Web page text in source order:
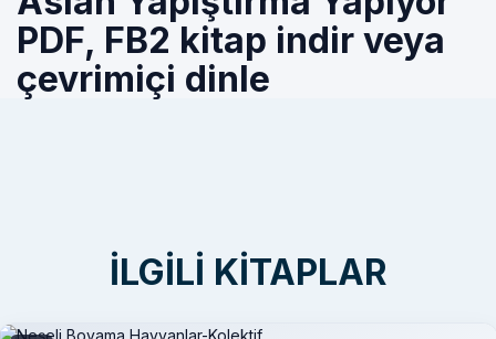
PDF, FB2 kitap indir veya
çevrimiçi dinle
İLGILI KITAPLAR